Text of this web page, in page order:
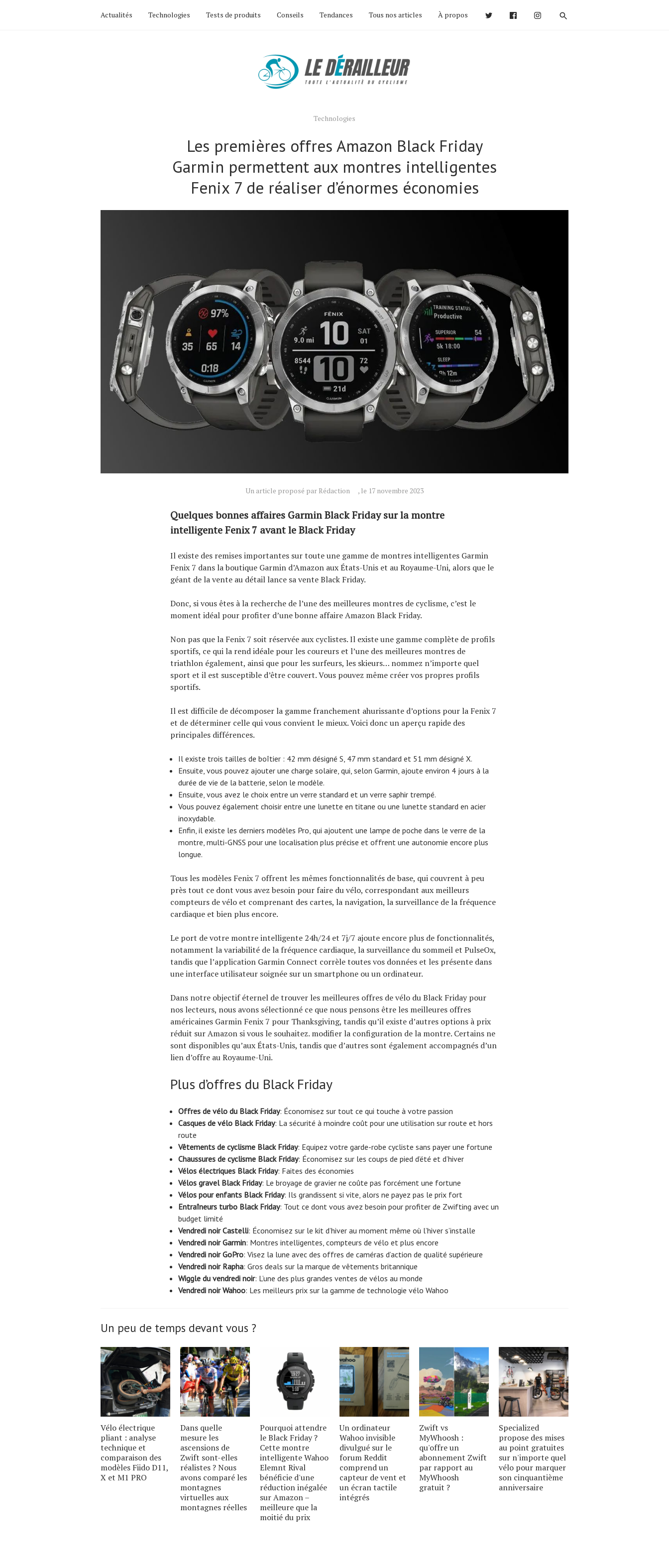
Actualités Technologies Tests de produits Conseils Tendances Tous nos articles À propos
Technologies
Les premières offres Amazon Black Friday
Garmin permettent aux montres intelligentes
Fenix ​​7 de réaliser d’énormes économies
Un article proposé par Rédaction , le 17 novembre 2023
Quelques bonnes affaires Garmin Black Friday sur la montre
intelligente Fenix ​​7 avant le Black Friday
Il existe des remises importantes sur toute une gamme de montres intelligentes Garmin
Fenix ​​7 dans la boutique Garmin d’Amazon aux États-Unis et au Royaume-Uni, alors que le
géant de la vente au détail lance sa vente Black Friday.
Donc, si vous êtes à la recherche de l’une des meilleures montres de cyclisme, c’est le
moment idéal pour profiter d’une bonne affaire Amazon Black Friday.
Non pas que la Fenix ​​7 soit réservée aux cyclistes. Il existe une gamme complète de profils
sportifs, ce qui la rend idéale pour les coureurs et l’une des meilleures montres de
triathlon également, ainsi que pour les surfeurs, les skieurs… nommez n’importe quel
sport et il est susceptible d’être couvert. Vous pouvez même créer vos propres profils
sportifs.
Il est difficile de décomposer la gamme franchement ahurissante d’options pour la Fenix ​​7
et de déterminer celle qui vous convient le mieux. Voici donc un aperçu rapide des
principales différences.
Il existe trois tailles de boîtier : 42 mm désigné S, 47 mm standard et 51 mm désigné X.
Ensuite, vous pouvez ajouter une charge solaire, qui, selon Garmin, ajoute environ 4 jours à la
durée de vie de la batterie, selon le modèle.
Ensuite, vous avez le choix entre un verre standard et un verre saphir trempé.
Vous pouvez également choisir entre une lunette en titane ou une lunette standard en acier
inoxydable.
Enfin, il existe les derniers modèles Pro, qui ajoutent une lampe de poche dans le verre de la
montre, multi-GNSS pour une localisation plus précise et offrent une autonomie encore plus
longue.
Tous les modèles Fenix ​​7 offrent les mêmes fonctionnalités de base, qui couvrent à peu
près tout ce dont vous avez besoin pour faire du vélo, correspondant aux meilleurs
compteurs de vélo et comprenant des cartes, la navigation, la surveillance de la fréquence
cardiaque et bien plus encore.
Le port de votre montre intelligente 24h/24 et 7j/7 ajoute encore plus de fonctionnalités,
notamment la variabilité de la fréquence cardiaque, la surveillance du sommeil et PulseOx,
tandis que l’application Garmin Connect corrèle toutes vos données et les présente dans
une interface utilisateur soignée sur un smartphone ou un ordinateur.
Dans notre objectif éternel de trouver les meilleures offres de vélo du Black Friday pour
nos lecteurs, nous avons sélectionné ce que nous pensons être les meilleures offres
américaines Garmin Fenix ​​7 pour Thanksgiving, tandis qu’il existe d’autres options à prix
réduit sur Amazon si vous le souhaitez. modifier la configuration de la montre. Certains ne
sont disponibles qu’aux États-Unis, tandis que d’autres sont également accompagnés d’un
lien d’offre au Royaume-Uni.
Plus d’offres du Black Friday
Offres de vélo du Black Friday: Économisez sur tout ce qui touche à votre passion
Casques de vélo Black Friday: La sécurité à moindre coût pour une utilisation sur route et hors
route
Vêtements de cyclisme Black Friday: Equipez votre garde-robe cycliste sans payer une fortune
Chaussures de cyclisme Black Friday: Économisez sur les coups de pied d’été et d’hiver
Vélos électriques Black Friday: Faites des économies
Vélos gravel Black Friday: Le broyage de gravier ne coûte pas forcément une fortune
Vélos pour enfants Black Friday: Ils grandissent si vite, alors ne payez pas le prix fort
Entraîneurs turbo Black Friday: Tout ce dont vous avez besoin pour profiter de Zwifting avec un
budget limité
Vendredi noir Castelli: Économisez sur le kit d’hiver au moment même où l’hiver s’installe
Vendredi noir Garmin: Montres intelligentes, compteurs de vélo et plus encore
Vendredi noir GoPro: Visez la lune avec des offres de caméras d’action de qualité supérieure
Vendredi noir Rapha: Gros deals sur la marque de vêtements britannique
Wiggle du vendredi noir: L’une des plus grandes ventes de vélos au monde
Vendredi noir Wahoo: Les meilleurs prix sur la gamme de technologie vélo Wahoo
Un peu de temps devant vous ?
Vélo électrique
pliant : analyse
technique et
comparaison des
modèles Fiido D11,
X et M1 PRO
Dans quelle
mesure les
ascensions de
Zwift sont-elles
réalistes ? Nous
avons comparé les
montagnes
virtuelles aux
montagnes réelles
Pourquoi attendre
le Black Friday ?
Cette montre
intelligente Wahoo
Elemnt Rival
bénéficie d'une
réduction inégalée
sur Amazon –
meilleure que la
moitié du prix
Un ordinateur
Wahoo invisible
divulgué sur le
forum Reddit
comprend un
capteur de vent et
un écran tactile
intégrés
Zwift vs
MyWhoosh :
qu'offre un
abonnement Zwift
par rapport au
MyWhoosh
gratuit ?
Specialized
propose des mises
au point gratuites
sur n'importe quel
vélo pour marquer
son cinquantième
anniversaire